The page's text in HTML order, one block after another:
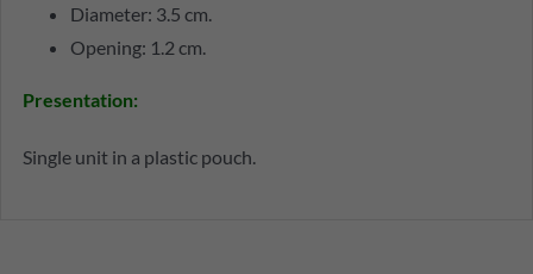
Diameter: 3.5 cm.
Opening: 1.2 cm.
Presentation:
Single unit in a plastic pouch.